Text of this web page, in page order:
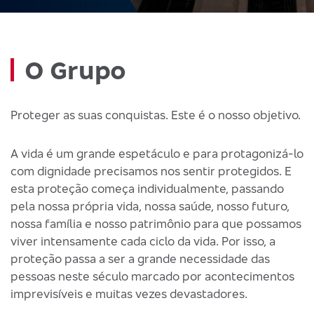
O Grupo
Proteger as suas conquistas. Este é o nosso objetivo.
A vida é um grande espetáculo e para protagonizá-lo
com dignidade precisamos nos sentir protegidos. E
esta proteção começa individualmente, passando
pela nossa própria vida, nossa saúde, nosso futuro,
nossa família e nosso patrimônio para que possamos
viver intensamente cada ciclo da vida. Por isso, a
proteção passa a ser a grande necessidade das
pessoas neste século marcado por acontecimentos
imprevisíveis e muitas vezes devastadores.